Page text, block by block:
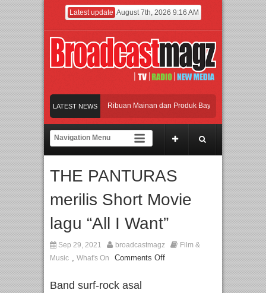
Latest update August 7th, 2026 9:16 AM
LATEST NEWS
Jakarta dengan Ribuan Mainan dan Produk Bayi dari Seluruh Dunia,
Gerbang Inovasi dan Peluang Bisnis Industri Gifts dan Housewares Asia
Perpaduan Warisan Dan Semangat Lokal, BIRKENSTOCK INDONESIA
Jakarta dengan Ribuan Mainan dan Produk Bayi dari Seluruh Dunia,
THE PANTURAS
merilis Short Movie
lagu “All I Want”
Sep 29, 2021 broadcastmagz
Film &
Music , What's On Comments Off
Band surf-rock asal